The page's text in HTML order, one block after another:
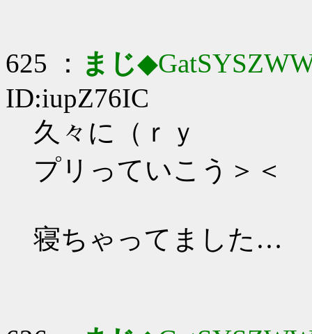
625 ： まじ
ID:iupZ76IC
久々に（ｒｙ
プリっていこう＞＜
寝ちゃってました…